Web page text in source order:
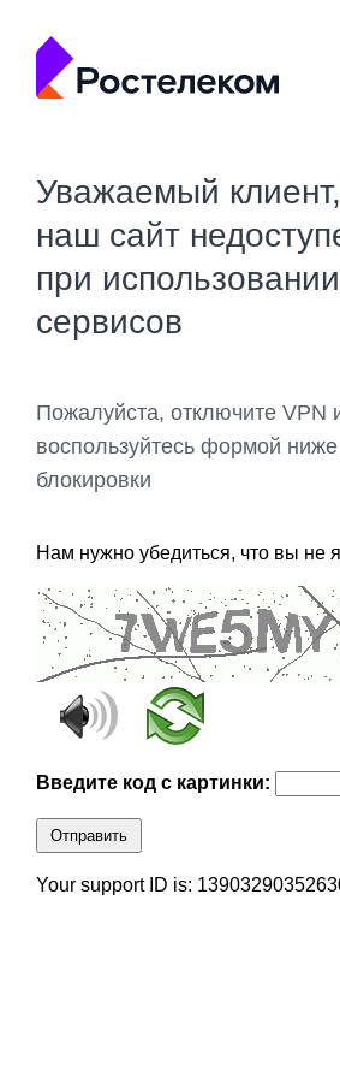
Уважаемый клиент,
наш сайт
при
сервисов
Пожалуйста, отключите VPN
воспользуйтесь формой
блокировки
Нам нужно убедиться, что вы не
Введите код с картинки:
Отправить
Your support ID is: